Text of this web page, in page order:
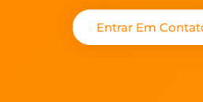
Entrar Em